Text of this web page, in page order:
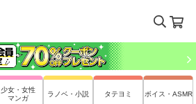
少女・女性
マンガ
ラノベ・小説 タテヨミ ボイス・ASMR